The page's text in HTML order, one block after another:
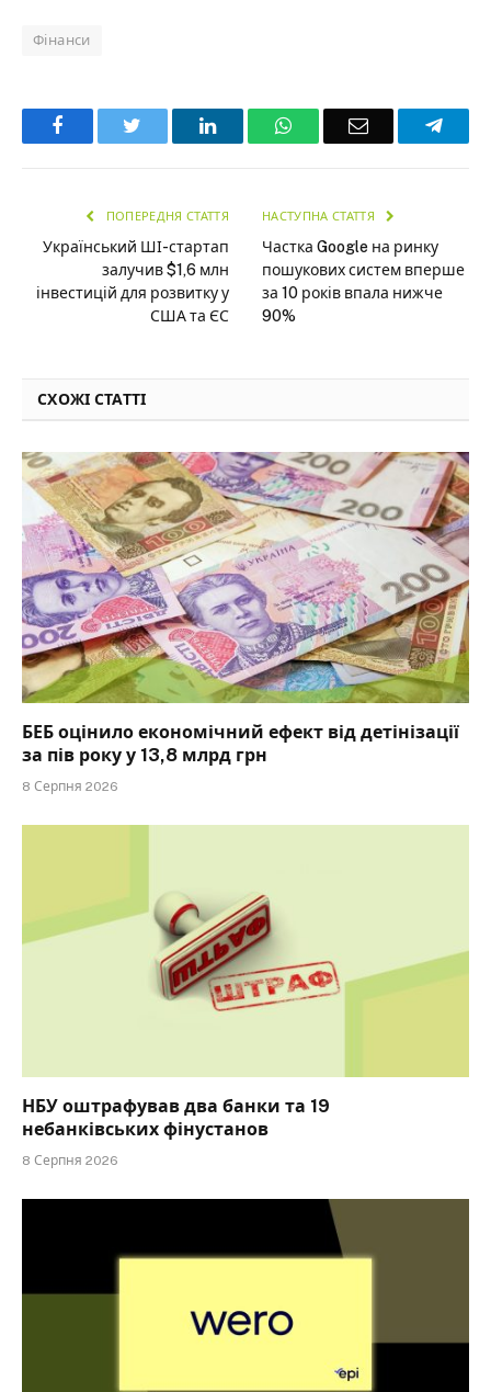
Фінанси
Facebook LinkedInWhatsAppEmail
ПОПЕРЕДНЯ СТАТТЯ
Український ШІ-стартап
залучив $1,6 млн
інвестицій для розвитку у
США та ЄС
НАСТУПНА СТАТТЯ
Частка Google на ринку
пошукових систем вперше
за 10 років впала нижче
90%
СХОЖІ СТАТТІ
БЕБ оцінило економічний ефект від детінізації
за пів року у 13,8 млрд грн
8 Серпня 2026
НБУ оштрафував два банки та 19
небанківських фінустанов
8 Серпня 2026